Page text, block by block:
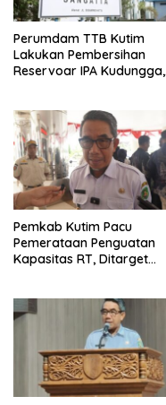
Perumdam TTB Kutim
Lakukan Pembersihan
Reservoar IPA Kudungga,
Pemkab Kutim Pacu
Pemerataan Penguatan
Kapasitas RT, Ditarget